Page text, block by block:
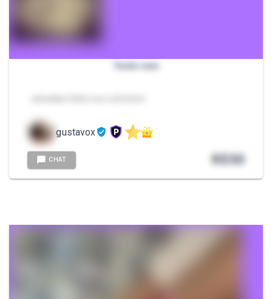
Teste new
gustavox
CHAT R$50